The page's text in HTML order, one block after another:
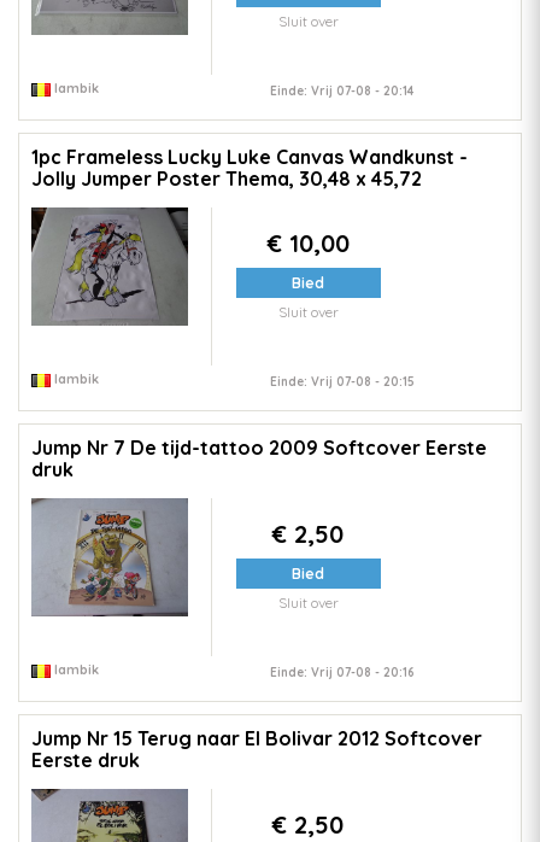
Sluit over
lambik Einde: Vrij 07-08 - 20:14
1pc Frameless Lucky Luke Canvas Wandkunst -
Jolly Jumper Poster Thema, 30,48 x 45,72
€ 10,00
Bied
Sluit over
lambik Einde: Vrij 07-08 - 20:15
Jump Nr 7 De tijd-tattoo 2009 Softcover Eerste
druk
€ 2,50
Bied
Sluit over
lambik Einde: Vrij 07-08 - 20:16
Jump Nr 15 Terug naar El Bolivar 2012 Softcover
Eerste druk
€ 2,50